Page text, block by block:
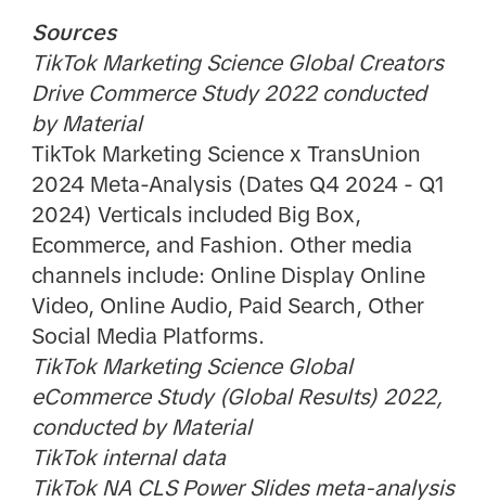
Sources
TikTok Marketing Science Global Creators
Drive Commerce Study 2022 conducted
by Material
TikTok Marketing Science x TransUnion
2024 Meta-Analysis (Dates Q4 2024 - Q1
2024) Verticals included Big Box,
Ecommerce, and Fashion. Other media
channels include: Online Display Online
Video, Online Audio, Paid Search, Other
Social Media Platforms.
TikTok Marketing Science Global
eCommerce Study (Global Results) 2022,
conducted by Material
TikTok internal data
TikTok NA CLS Power Slides meta-analysis